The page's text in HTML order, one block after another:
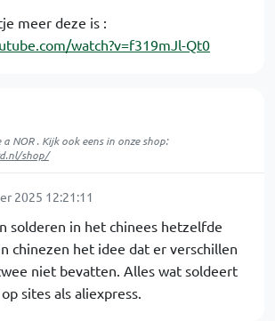
meer deze is :
watch?v=f319mJl-Qt0
NOR . Kijk ook eens in onze shop:
shop/
2025 12:21:11
solderen in het chinees hetzelfde
chinezen het idee dat er verschillen
niet bevatten. Alles wat soldeert
sites als aliexpress.